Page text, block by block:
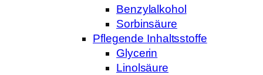
Benzylalkohol
Sorbinsäure
Pflegende Inhaltsstoffe
Glycerin
Linolsäure